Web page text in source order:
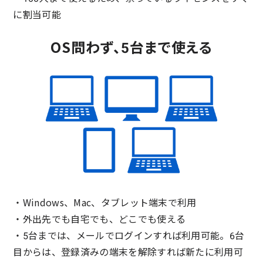
に割当可能
OS問わず、5台まで使える
・Windows、Mac、タブレット端末で利用
・外出先でも自宅でも、どこでも使える
・5台までは、メールでログインすれば利用可能。6台
目からは、登録済みの端末を解除すれば新たに利用可